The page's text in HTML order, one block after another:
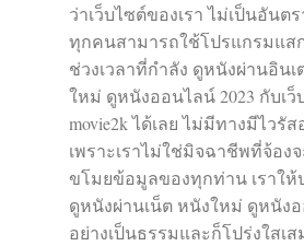
ว่าเว็บไซต์ของเรา ไม่เป็นอันต
ทุกคนสามารถใช้โปรแกรมแส
ช่วงเวลาที่กำลัง ดูหนังผ่านอินเ
ใหม่ ดูหนังออนไลน์ 2023 กับเว็
movie2k ได้เลย ไม่มีทางมีไวรั
เพราะเราไม่ใช่มิจฉาชีพที่จ้อง
ขโมยข้อมูลของทุกท่าน เราให้
ดูหนังผ่านเน็ต หนังใหม่ ดูหนังอ
อย่างเป็นธรรมและก็โปร่งใสเส